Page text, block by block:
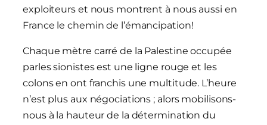
exploiteurs et nous montrent à nous aussi en
France le chemin de l’émancipation!
Chaque mètre carré de la Palestine occupée
parles sionistes est une ligne rouge et les
colons en ont franchis une multitude. L’heure
n’est plus aux négociations ; alors mobilisons-
nous à la hauteur de la détermination du